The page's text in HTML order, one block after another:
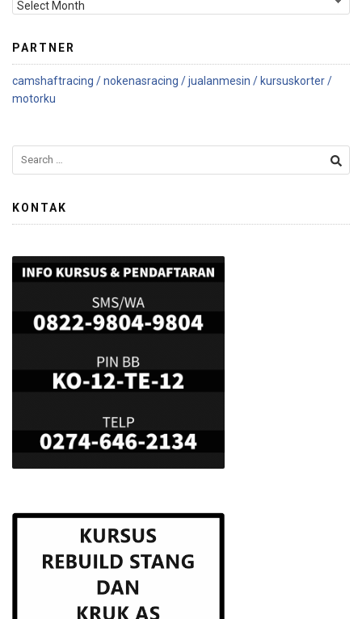
PARTNER
camshaftracing /nokenasracing /jualanmesin / kursuskorter /
motorku
KONTAK